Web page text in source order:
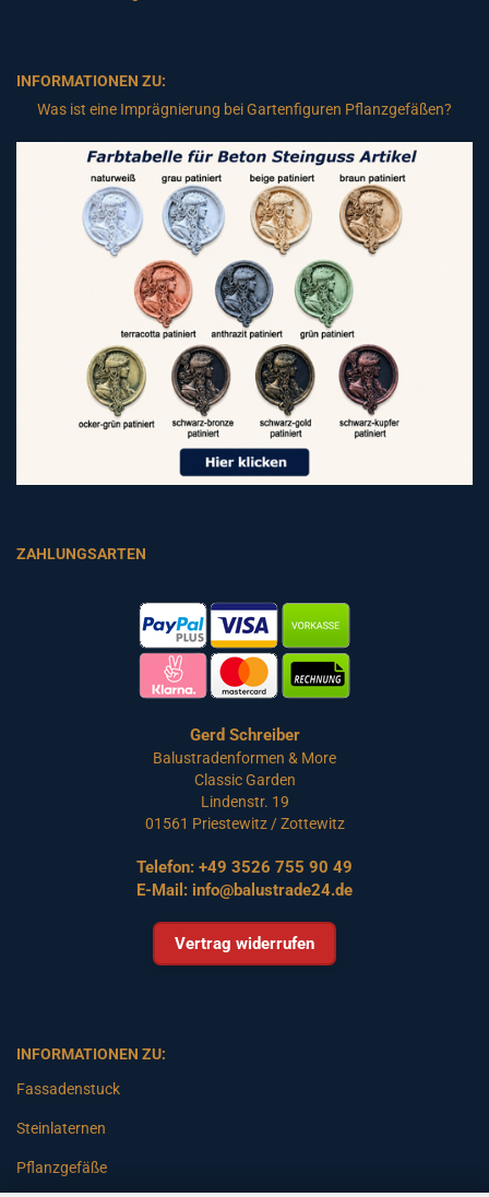
INFORMATIONEN ZU:
Was ist eine Imprägnierung bei Gartenfiguren Pflanzgefäßen?
ZAHLUNGSARTEN
Gerd Schreiber
Balustradenformen & More
Classic Garden
Lindenstr. 19
01561 Priestewitz / Zottewitz
Telefon: +49 3526 755 90 49
E-Mail: info@balustrade24.de
Vertrag widerrufen
INFORMATIONEN ZU:
Fassadenstuck
Steinlaternen
Pflanzgefäße